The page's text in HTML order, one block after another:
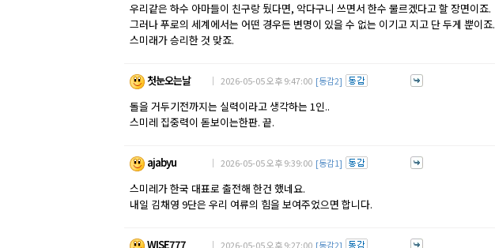
우리같은 하수 아마들이 친구랑 뒀다면, 악다구니 쓰면서 한수 물르겠다고 할 장면이죠.
그러나 푸로의 세계에서는 어떤 경우든 변명이 있을 수 없는 이기고 지고 단 두게 뿐이죠.
스미래가 승리한 것 맞죠.
첫눈오는날 ｜ 2026-05-05 오후 9:47:00 [동감2]
돌을 거두기전까지는 실력이라고 생각하는 1인..
스미레 집중력이 돋보이는한판. 끝.
ajabyu ｜ 2026-05-05 오후 9:39:00 [동감1]
스미레가 한국 대표로 출전해 한건 했네요.
내일 김채영 9단은 우리 여류의 힘을 보여주었으면 합니다.
WISE777 ｜ 2026-05-05 오후 9:27:00 [동감2]